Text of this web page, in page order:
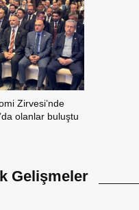
Zirvesi’nde
olanlar buluştu
Gelişmeler